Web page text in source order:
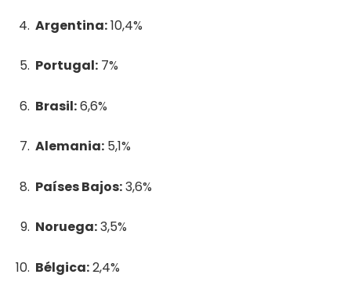
Argentina:10,4%
Portugal: 7%
Brasil:6,6%
Alemania: 5,1%
Países Bajos:3,6%
Noruega:3,5%
Bélgica:2,4%